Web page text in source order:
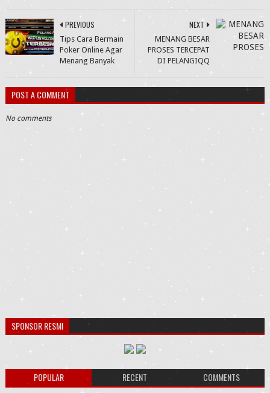
NEXT
MENANG BESAR
PROSES TERCEPAT
DI PELANGIQQ
PREVIOUS
Tips Cara Bermain
Poker Online Agar
Menang Banyak
POST A COMMENT
No comments
SPONSOR RESMI
POPULAR RECENT COMMENTS